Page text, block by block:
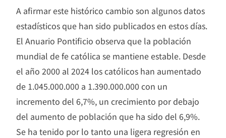
A afirmar este histórico cambio son algunos datos
estadísticos que han sido publicados en estos días.
El Anuario Pontificio observa que la población
mundial de fe católica se mantiene estable. Desde
el año 2000 al 2024 los católicos han aumentado
de 1.045.000.000 a 1.390.000.000 con un
incremento del 6,7%, un crecimiento por debajo
del aumento de población que ha sido del 6,9%.
Se ha tenido por lo tanto una ligera regresión en